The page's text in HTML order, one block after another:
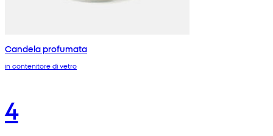
Candela profumata
in contenitore di vetro
4